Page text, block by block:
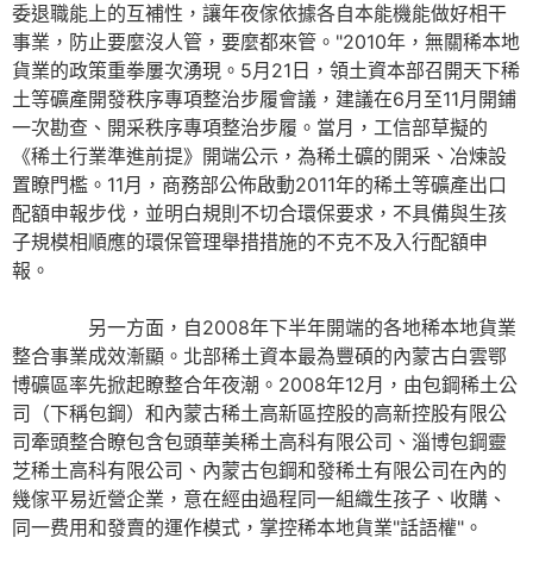
委退職能上的互補性，讓年夜傢依據各自本能機能做好相干
事業，防止要麼沒人管，要麼都來管。"2010年，無關稀本地
貨業的政策重拳屢次湧現。5月21日，領土資本部召開天下稀
土等礦產開發秩序專項整治步履會議，建議在6月至11月開鋪
一次勘查、開采秩序專項整治步履。當月，工信部草擬的
《稀土行業準進前提》開端公示，為稀土礦的開采、冶煉設
置瞭門檻。11月，商務部公佈啟動2011年的稀土等礦產出口
配額申報步伐，並明白規則不切合環保要求，不具備與生孩
子規模相順應的環保管理舉措措施的不克不及入行配額申
報。
另一方面，自2008年下半年開端的各地稀本地貨業
整合事業成效漸顯。北部稀土資本最為豐碩的內蒙古白雲鄂
博礦區率先掀起瞭整合年夜潮。2008年12月，由包鋼稀土公
司（下稱包鋼）和內蒙古稀土高新區控股的高新控股有限公
司牽頭整合瞭包含包頭華美稀土高科有限公司、淄博包鋼靈
芝稀土高科有限公司、內蒙古包鋼和發稀土有限公司在內的
幾傢平易近營企業，意在經由過程同一組織生孩子、收購、
同一费用和發賣的運作模式，掌控稀本地貨業"話語權"。